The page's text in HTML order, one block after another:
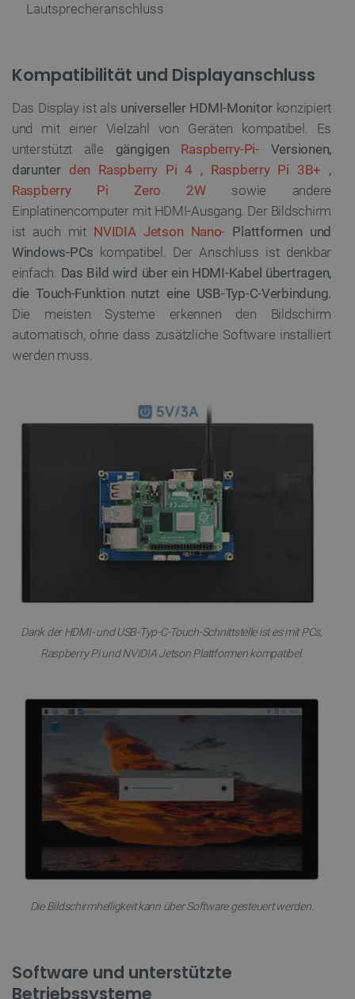
Lautsprecheranschluss
Kompatibilität und Displayanschluss
Das Display ist als universeller HDMI-Monitor konzipiert
und mit einer Vielzahl von Geräten kompatibel. Es
unterstützt alle gängigen Raspberry-Pi-Versionen,
darunter den Raspberry Pi 4 , Raspberry Pi 3B+ ,
Raspberry Pi Zero 2Wsowie andere
Einplatinencomputer mit HDMI-Ausgang. Der Bildschirm
ist auch mit NVIDIA Jetson Nano- Plattformen und
Windows-PCs kompatibel. Der Anschluss ist denkbar
einfach. Das Bild wird über ein HDMI-Kabel übertragen,
die Touch-Funktion nutzt eine USB-Typ-C-Verbindung.
Die meisten Systeme erkennen den Bildschirm
automatisch, ohne dass zusätzliche Software installiert
werden muss.
Dank der HDMI- und USB-Typ-C-Touch-Schnittstelle ist es mit PCs,
Raspberry Pi und NVIDIA Jetson Plattformen kompatibel.
Die Bildschirmhelligkeit kann über Software gesteuert werden.
Software und unterstützte
Betriebssysteme